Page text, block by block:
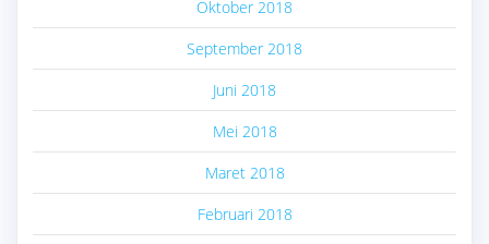
Oktober 2018
September 2018
Juni 2018
Mei 2018
Maret 2018
Februari 2018